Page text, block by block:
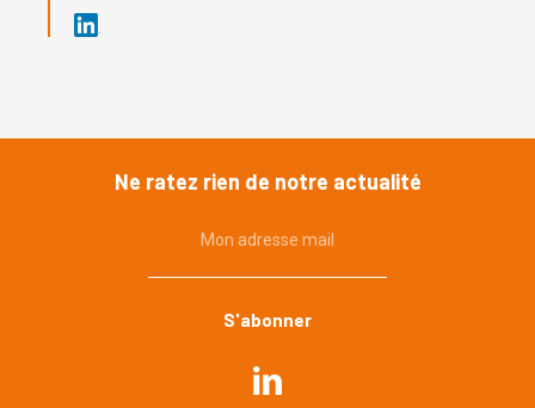
Ne ratez rien de notre actualité
Mon adresse mail
Commande publique
Urbanisme, environnement